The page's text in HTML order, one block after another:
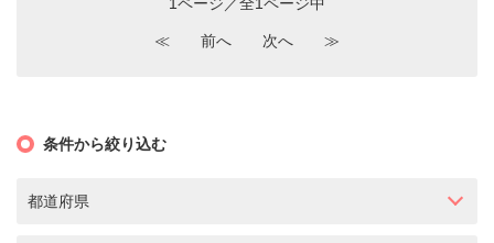
≪ 前へ 次へ ≫
条件から絞り込む
都道府県